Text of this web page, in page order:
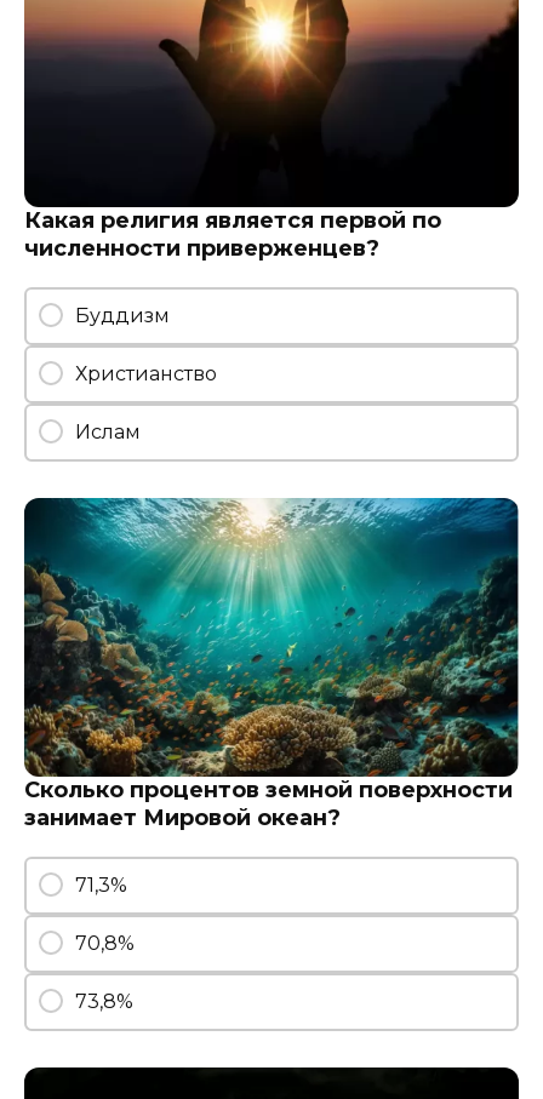
Какая религия является первой по
численности приверженцев?
Буддизм
Христианство
Ислам
Сколько процентов земной поверхности
занимает Мировой океан?
71,3%
70,8%
73,8%